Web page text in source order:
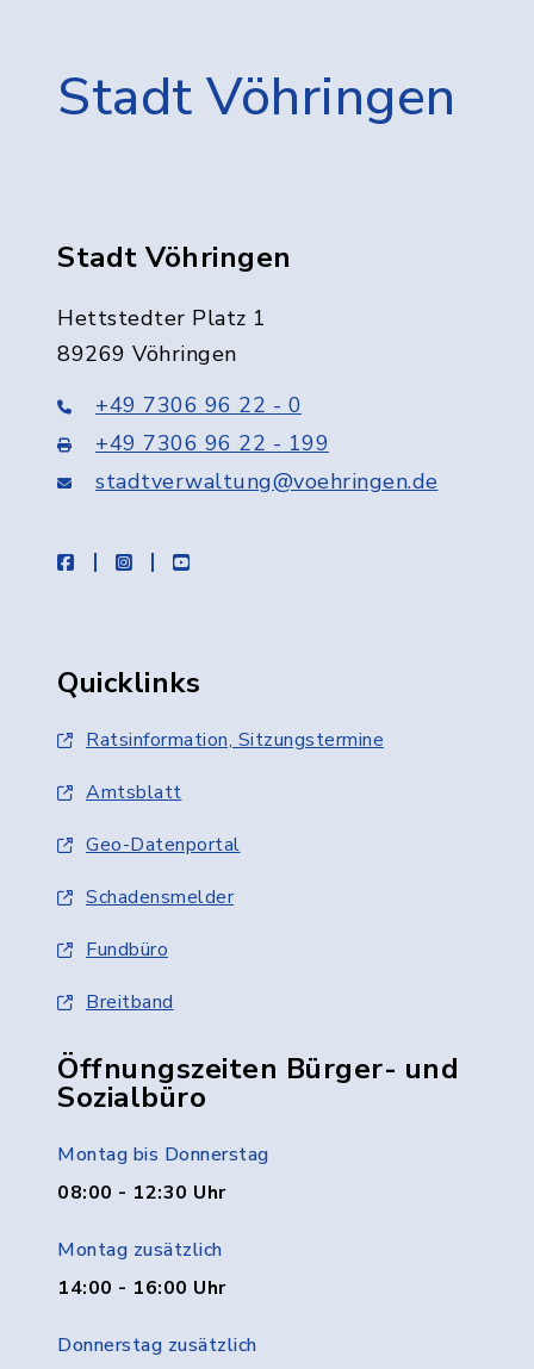
Stadt Vöhringen
Stadt Vöhringen
Hettstedter Platz 1
89269 Vöhringen
+49 7306 96 22 - 0
+49 7306 96 22 - 199
stadtverwaltung@voehringen.de
facebookinstagramyoutube
Quicklinks
Ratsinformation, Sitzungstermine
Amtsblatt
Geo-Datenportal
Schadensmelder
Fundbüro
Breitband
Öffnungszeiten Bürger- und
Sozialbüro
Montag bis Donnerstag
08:00 - 12:30 Uhr
Montag zusätzlich
14:00 - 16:00 Uhr
Donnerstag zusätzlich